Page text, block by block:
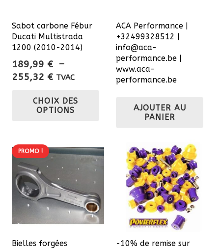
Sabot carbone Fébur
Ducati Multistrada
1200 (2010-2014)
189,99 € –
255,32 €Plage
prix :
189,99 €
TVAC
CHOIX DES
OPTIONS
variations.
Les
options
peuvent
sur
ACA Performance |
+32499328512 |
info@aca-
performance.be |
www.aca-
performance.be
AJOUTER AU
PANIER
PROMO !
Bielles forgées
-10% de remise sur